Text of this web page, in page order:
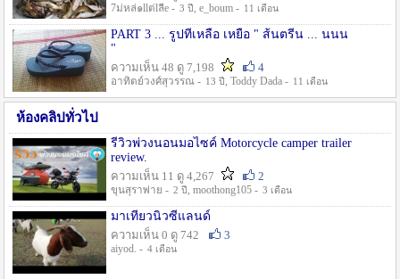
7ม่หล่๑llต่lลีe - 3 ปี , e_boum - 11 เดือน
PART 3 ... รูปที่เหลือ เหยื่อ " ส้นตรีน ... นนน
"
ความเห็น 48 ดู 7,198
4
อาทิตย์วงศ์สุวรรณ - 13 ปี , Toddy Dada - 11 เดือน
ห้องคลิปทั่วไป
รีวิวพ่วงนอนมอไซค์ Motorcycle camper trailer
review.
ความเห็น 11 ดู 4,267
2
ขุนสุราพ่าย - 2 ปี , moothong105 - 3 เดือน
มาเที่ยวนิวซีแลนด์
ความเห็น 0 ดู 742
3
aiyod. - 4 เดือน